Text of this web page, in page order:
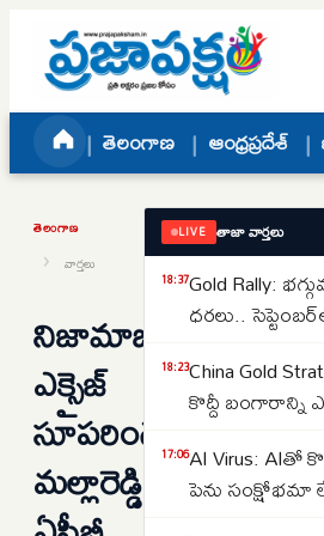
Skip to content
తెలంగాణ ఆంధ్రప్రదేశ్
తెలంగాణ
› వార్తలు
నిజామాబాద్‌
ఎక్సైజ్‌
సూపరింటెండెంట్‌
మల్లారెడ్డిపై
LIVE తాజా వార్తలు
18:37Gold Rally:
ధరలు..
18:23China Gold
కొద్దీ బంగారాన్ని
వెనుక అసలు
17:06AI Virus: AIతో
పెను సంక్షోభమా